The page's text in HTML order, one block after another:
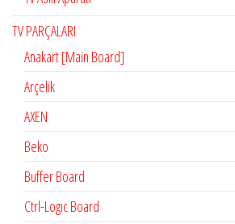
TV PARÇALARI
Anakart [Main Board]
Arçelik
AXEN
Beko
Buffer Board
Ctrl-Logıc Board